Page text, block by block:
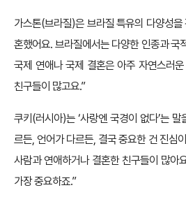
가스톤(브라질)은 브라질 특유의 다양성
혼했어요. 브라질에서는 다양한 인종과 국
국제 연애나 국제 결혼은 아주 자연스러
친구들이 많고요.”
쿠키(러시아)는 ‘사랑엔 국경이 없다’는
르든, 언어가 다르든, 결국 중요한 건 진심
사람과 연애하거나 결혼한 친구들이 많아
가장 중요하죠.”